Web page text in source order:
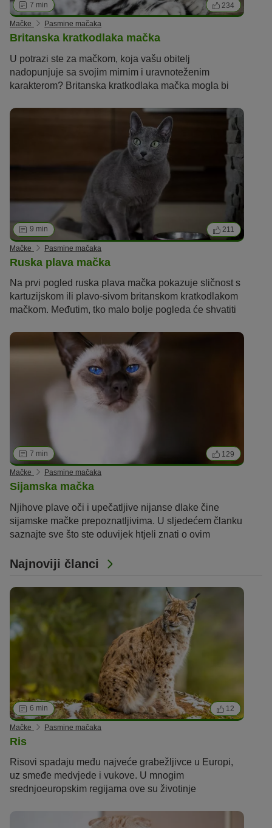
7 min 234
Mačke Pasmine mačaka
Britanska kratkodlaka mačka
U potrazi ste za mačkom, koja vašu obitelj
nadopunjuje sa svojim mirnim i uravnoteženim
karakterom? Britanska kratkodlaka mačka mogla bi
više o ovoj pasmini.
9 min 211
Mačke Pasmine mačaka
Ruska plava mačka
Na prvi pogled ruska plava mačka pokazuje sličnost s
kartuzijskom ili plavo-sivom britanskom kratkodlakom
mačkom. Međutim, tko malo bolje pogleda će shvatiti
mačke!
7 min 129
Mačke Pasmine mačaka
Sijamska mačka
Njihove plave oči i upečatljive nijanse dlake čine
sijamske mačke prepoznatljivima. U sljedećem članku
saznajte sve što ste oduvijek htjeli znati o ovim
Najnoviji članci
6 min 12
Mačke Pasmine mačaka
Ris
Risovi spadaju među najveće grabežljivce u Europi,
uz smeđe medvjede i vukove. U mnogim
srednjoeuropskim regijama ove su životinje
naseljavanja, sada će se tamo ponovno udomaćiti.